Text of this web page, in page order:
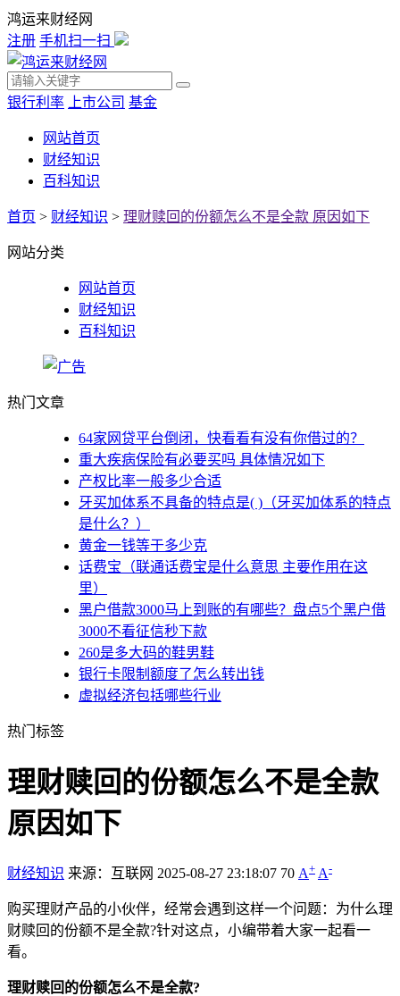
鸿运来财经网
注册 手机扫一扫
银行利率 上市公司 基金
网站首页
财经知识
百科知识
首页 > 财经知识 > 理财赎回的份额怎么不是全款 原因如下
网站分类
网站首页
财经知识
百科知识
热门文章
64家网贷平台倒闭，快看看有没有你借过的？
重大疾病保险有必要买吗 具体情况如下
产权比率一般多少合适
牙买加体系不具备的特点是( )（牙买加体系的特点
是什么？）
黄金一钱等于多少克
话费宝（联通话费宝是什么意思 主要作用在这
里）
黑户借款3000马上到账的有哪些？盘点5个黑户借
3000不看征信秒下款
260是多大码的鞋男鞋
银行卡限制额度了怎么转出钱
虚拟经济包括哪些行业
热门标签
理财赎回的份额怎么不是全款
原因如下
财经知识 来源：互联网 2025-08-27 23:18:07 70 A+ A-
购买理财产品的小伙伴，经常会遇到这样一个问题：为什么理
财赎回的份额不是全款?针对这点，小编带着大家一起看一
看。
理财赎回的份额怎么不是全款?